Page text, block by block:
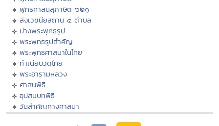
พุทธศาสนสุภาษิต ๖๒๑
สังเวชนียสถาน ๔ ตำบล
ปางพระพุทธรูป
พระพุทธรูปสำคัญ
พระพุทธศาสนาในไทย
ทำเนียบวัดไทย
พระอารามหลวง
ศาสนพิธี
อุปสมบทพิธี
วันสำคัญทางศาสนา